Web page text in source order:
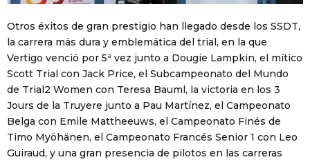
Otros éxitos de gran prestigio han llegado desde los SSDT,
la carrera más dura y emblemática del trial, en la que
Vertigo venció por 5ª vez junto a Dougie Lampkin, el mítico
Scott Trial con Jack Price, el Subcampeonato del Mundo
de Trial2 Women con Teresa Bäuml, la victoria en los 3
Jours de la Truyere junto a Pau Martínez, el Campeonato
Belga con Emile Mattheeuws, el Campeonato Finés de
Timo Myöhänen, el Campeonato Francés Senior 1 con Leo
Guiraud, y una gran presencia de pilotos en las carreras